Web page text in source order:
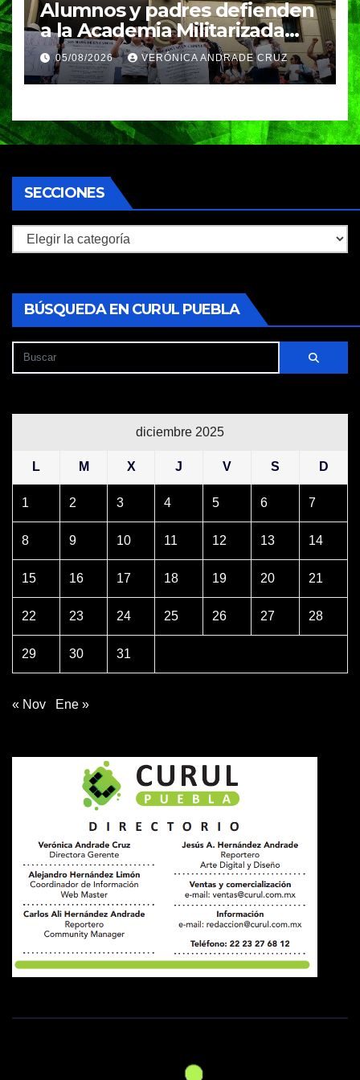
Alumnos y padres defienden
a la Academia Militarizada
Ignacio Zaragoza en Puebla;
piden a la SEP no cerrar el
plantel
05/08/2026 VERÓNICA ANDRADE CRUZ
SECCIONES
Secciones
BÚSQUEDA EN CURUL PUEBLA
diciembre 2025
L M X J V S D
1 2 3 4 5 6 7
8 9 10 11 12 13 14
15 16 17 18 19 20 21
22 23 24 25 26 27 28
29 30 31
« Nov Ene »